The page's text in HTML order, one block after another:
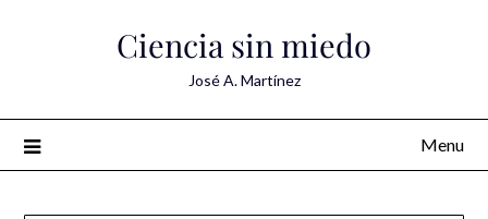
Ciencia sin miedo
José A. Martínez
Menu